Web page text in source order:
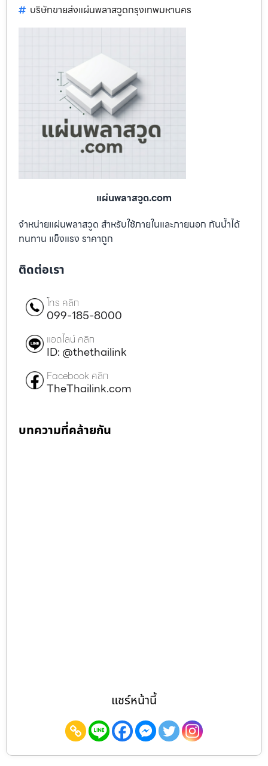
บริษัทขายส่งแผ่นพลาสวูดกรุงเทพมหานคร
แผ่นพลาสวูด.com
จำหน่ายแผ่นพลาสวูด สำหรับใช้ภายในและภายนอก กันน้ำได้
ทนทาน แข็งแรง ราคาถูก
ติดต่อเรา
โทร คลิก
099-185-8000
แอดไลน์ คลิก
ID: @thethailink
Facebook คลิก
TheThailink.com
บทความที่คล้ายกัน
แชร์หน้านี้